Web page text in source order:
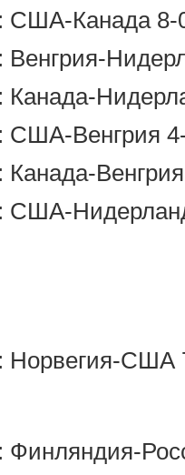
США-Канада 8-
Венгрия-
Канада-
США-Венгрия
США-
Норвегия-США
Финляндия-